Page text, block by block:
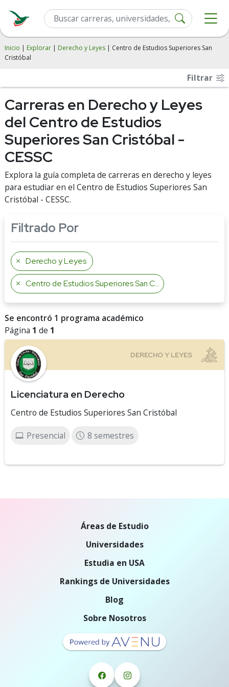
Inicio | Explorar | Derecho y Leyes | Centro de Estudios Superiores San
Cristóbal
Filtrar
Carreras en Derecho y Leyes
del Centro de Estudios
Superiores San Cristóbal -
CESSC
Explora la guía completa de carreras en derecho y leyes
para estudiar en el Centro de Estudios Superiores San
Cristóbal - CESSC.
Filtrado Por
Derecho y Leyes
Centro de Estudios Superiores San Cristóbal
Se encontró 1 programa académico
Página 1 de 1
Licenciatura en Derecho
Centro de Estudios Superiores San Cristóbal
Presencial 8 semestres
Áreas de Estudio
Universidades
Estudia en USA
Rankings de Universidades
Blog
Sobre Nosotros